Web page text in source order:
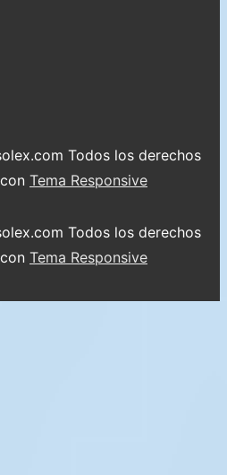
Todos los derechos
Tema Responsive
Todos los derechos
Tema Responsive